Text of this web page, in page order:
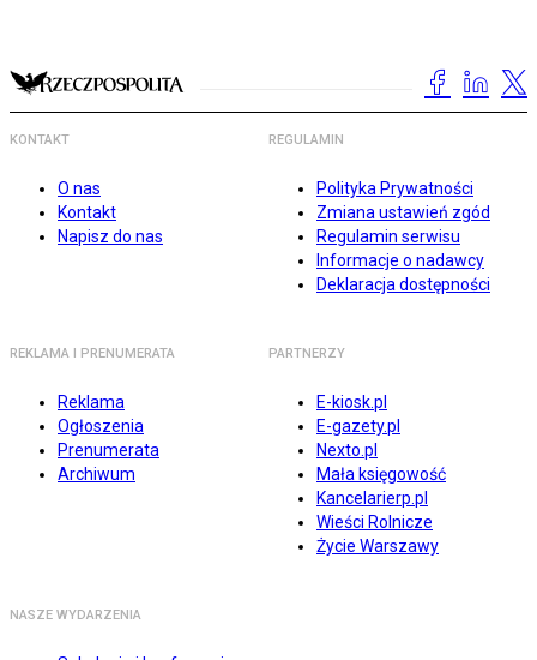
KONTAKT
O nas
Kontakt
Napisz do nas
REGULAMIN
Polityka Prywatności
Zmiana ustawień zgód
Regulamin serwisu
Informacje o nadawcy
Deklaracja dostępności
REKLAMA I PRENUMERATA
Reklama
Ogłoszenia
Prenumerata
Archiwum
PARTNERZY
E-kiosk.pl
E-gazety.pl
Nexto.pl
Mała księgowość
Kancelarierp.pl
Wieści Rolnicze
Życie Warszawy
NASZE WYDARZENIA